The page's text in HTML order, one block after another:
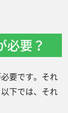
必要？
要です。それ
下では、それ